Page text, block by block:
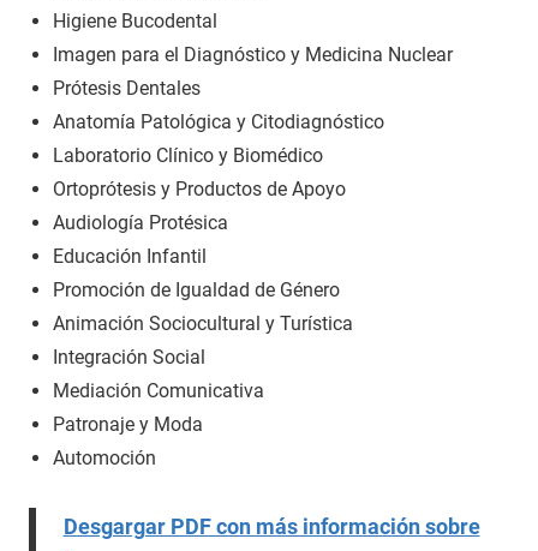
Higiene Bucodental
Imagen para el Diagnóstico y Medicina Nuclear
Prótesis Dentales
Anatomía Patológica y Citodiagnóstico
Laboratorio Clínico y Biomédico
Ortoprótesis y Productos de Apoyo
Audiología Protésica
Educación Infantil
Promoción de Igualdad de Género
Animación Sociocultural y Turística
Integración Social
Mediación Comunicativa
Patronaje y Moda
Automoción
Desgargar PDF con más información sobre